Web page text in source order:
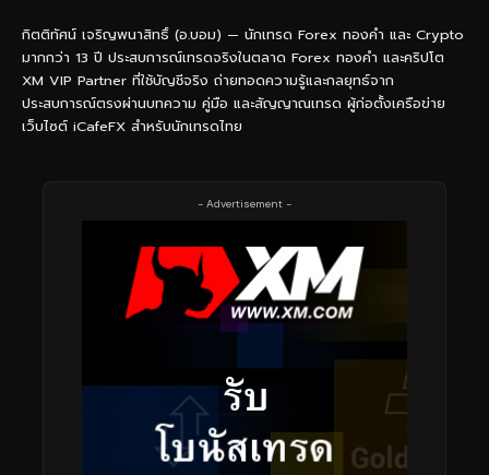
กิตติทัศน์ เจริญพนาสิทธิ์ (อ.บอม) — นักเทรด Forex ทองคำ และ Crypto
มากกว่า 13 ปี ประสบการณ์เทรดจริงในตลาด Forex ทองคำ และคริปโต
XM VIP Partner ที่ใช้บัญชีจริง ถ่ายทอดความรู้และกลยุทธ์จาก
ประสบการณ์ตรงผ่านบทความ คู่มือ และสัญญาณเทรด ผู้ก่อตั้งเครือข่าย
เว็บไซต์ iCafeFX สำหรับนักเทรดไทย
- Advertisement -